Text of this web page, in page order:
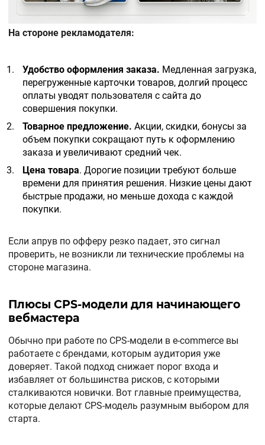
На стороне рекламодателя:
Удобство оформления заказа. Медленная загрузка,
перегруженные карточки товаров, долгий процесс
оплаты уводят пользователя с сайта до
совершения покупки.
Товарное предложение. Акции, скидки, бонусы за
объем покупки сокращают путь к оформлению
заказа и увеличивают средний чек.
Цена товара. Дорогие позиции требуют больше
времени для принятия решения. Низкие цены дают
быстрые продажи, но меньше дохода с каждой
покупки.
Если апрув по офферу резко падает, это сигнал
проверить, не возникли ли технические проблемы на
стороне магазина.
Плюсы CPS-модели для начинающего
вебмастера
Обычно при работе по CPS-модели в e-commerce вы
работаете с брендами, которым аудитория уже
доверяет. Такой подход снижает порог входа и
избавляет от большинства рисков, с которыми
сталкиваются новички. Вот главные преимущества,
которые делают CPS-модель разумным выбором для
старта.